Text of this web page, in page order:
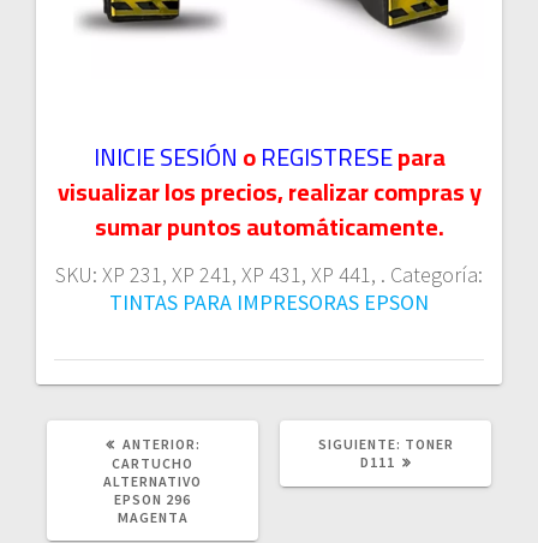
INICIE SESIÓNoREGISTRESEpara
visualizar los precios, realizar compras y
sumar puntos automáticamente.
SKU: XP 231, XP 241, XP 431, XP 441, . Categoría:
TINTAS PARA IMPRESORAS EPSON
ANTERIOR:
CARTUCHO
ALTERNATIVO
EPSON 296
MAGENTA
SIGUIENTE: SIGUIENTE
POST:
TONER
D111